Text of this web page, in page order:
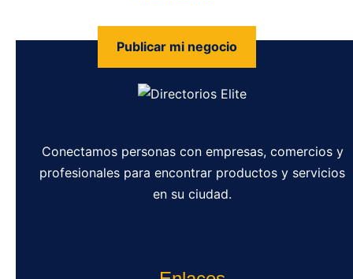
Publicar mi negocio
Conectamos personas con empresas, comercios y
profesionales para encontrar productos y servicios
en su ciudad.